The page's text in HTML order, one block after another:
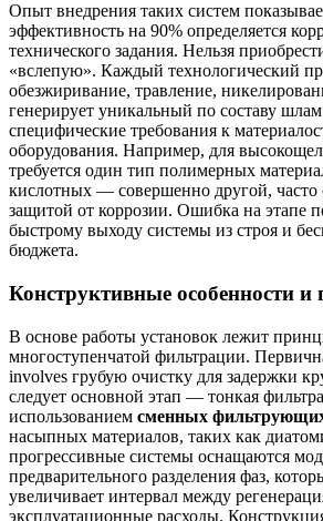
Опыт внедрения таких систем
эффективность на 90% определяется
технического задания. Нельзя
«вслепую». Каждый технологический
обезжиривание, травление,
генерирует уникальный по составу
специфические требования к
оборудования. Например, для
требуется один тип полимерных
кислотных — совершенно другой, часто
защитой от коррозии. Ошибка на этапе
быстрому выходу системы из строя и
бюджета.
Конструктивные особенности
В основе работы установок лежит
многоступенчатой фильтрации.
involves грубую очистку для задержки
следует основной этап — тонкая
использованием сменных
насыпных материалов, таких как
прогрессивные системы оснащаются
предварительного разделения фаз,
увеличивает интервал между
эксплуатационные расходы.